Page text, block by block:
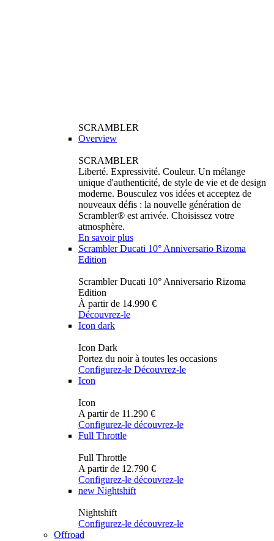
SCRAMBLER
Overview
SCRAMBLER
Liberté. Expressivité. Couleur. Un mélange
unique d'authenticité, de style de vie et de design
moderne. Bousculez vos idées et acceptez de
nouveaux défis : la nouvelle génération de
Scrambler® est arrivée. Choisissez votre
atmosphère.
En savoir plus
Scrambler Ducati 10° Anniversario Rizoma
Edition
Scrambler Ducati 10° Anniversario Rizoma
Edition
À partir de 14.990 €
Découvrez-le
Icon dark
Icon Dark
Portez du noir à toutes les occasions
Configurez-le Découvrez-le
Icon
Icon
A partir de 11.290 €
Configurez-le découvrez-le
Full Throttle
Full Throttle
A partir de 12.790 €
Configurez-le découvrez-le
new Nightshift
Nightshift
Configurez-le découvrez-le
Offroad